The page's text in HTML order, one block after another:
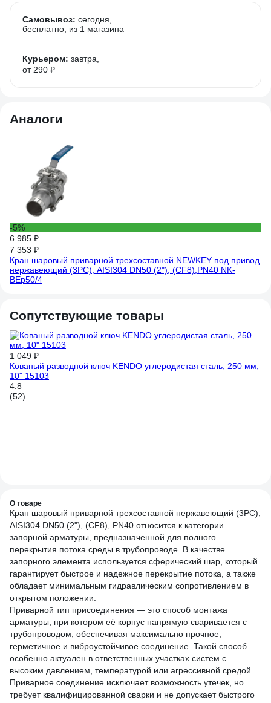
Самовывоз: сегодня,
бесплатно , из 1 магазина
Курьером: завтра,
от 290 ₽
Аналоги
-5%
6 985 ₽
7 353 ₽
Кран шаровый приварной трехсоставной NEWKEY под привод
нержавеющий (3PC), AISI304 DN50 (2"), (CF8),PN40 NK-
BEp50/4
Сопутствующие товары
1 049 ₽
Кованый разводной ключ KENDO углеродистая сталь, 250 мм,
10" 15103
4.8
(52)
О товаре
Кран шаровый приварной трехсоставной нержавеющий (3PC),
AISI304 DN50 (2"), (CF8), PN40 относится к категории
запорной арматуры, предназначенной для полного
перекрытия потока среды в трубопроводе. В качестве
запорного элемента используется сферический шар, который
гарантирует быстрое и надежное перекрытие потока, а также
обладает минимальным гидравлическим сопротивлением в
открытом положении.
Приварной тип присоединения — это способ монтажа
арматуры, при котором её корпус напрямую сваривается с
трубопроводом, обеспечивая максимально прочное,
герметичное и виброустойчивое соединение. Такой способ
особенно актуален в ответственных участках систем с
высоким давлением, температурой или агрессивной средой.
Приварное соединение исключает возможность утечек, но
требует квалифицированной сварки и не допускает быстрого